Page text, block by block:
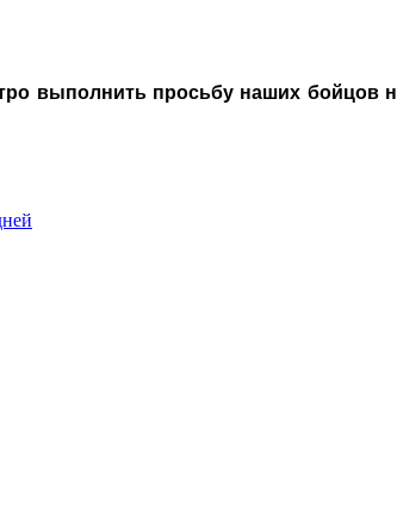
выполнить просьбу наших